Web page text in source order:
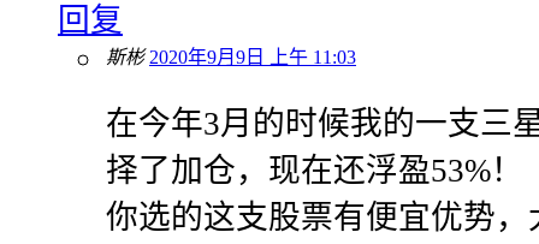
回复
斯彬 2020年9月9日 上午 11:03
在今年3月的时候我的一支三
择了加仓，现在还浮盈53%！
你选的这支股票有便宜优势